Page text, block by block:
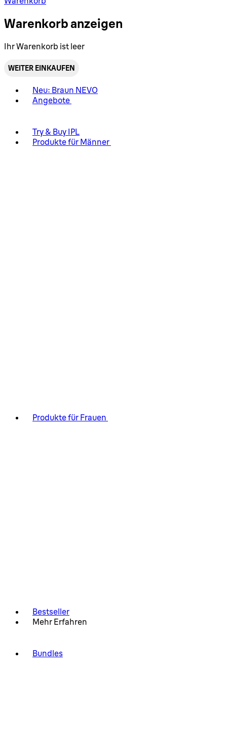
Warenkorb anzeigen
Ihr Warenkorb ist leer
WEITER EINKAUFEN
Neu: Braun NEVO
Angebote
Try & Buy IPL
Produkte für Männer
Produkte für Frauen
Bestseller
Mehr Erfahren
Bundles